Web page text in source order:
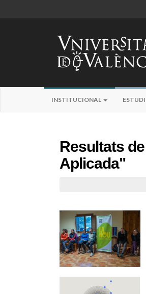
INSTITUCIONAL
Resultats
Aplicada"